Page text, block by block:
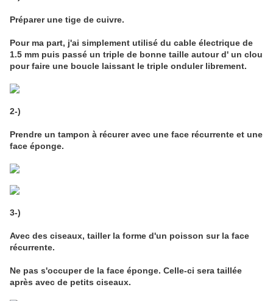
Préparer une tige de cuivre.
Pour ma part, j'ai simplement utilisé du cable électrique de
1.5 mm puis passé un triple de bonne taille autour d' un clou
pour faire une boucle laissant le triple onduler librement.
2-)
Prendre un tampon à récurer avec une face récurrente et une
face éponge.
3-)
Avec des ciseaux, tailler la forme d'un poisson sur la face
récurrente.
Ne pas s'occuper de la face éponge. Celle-ci sera taillée
après avec de petits ciseaux.